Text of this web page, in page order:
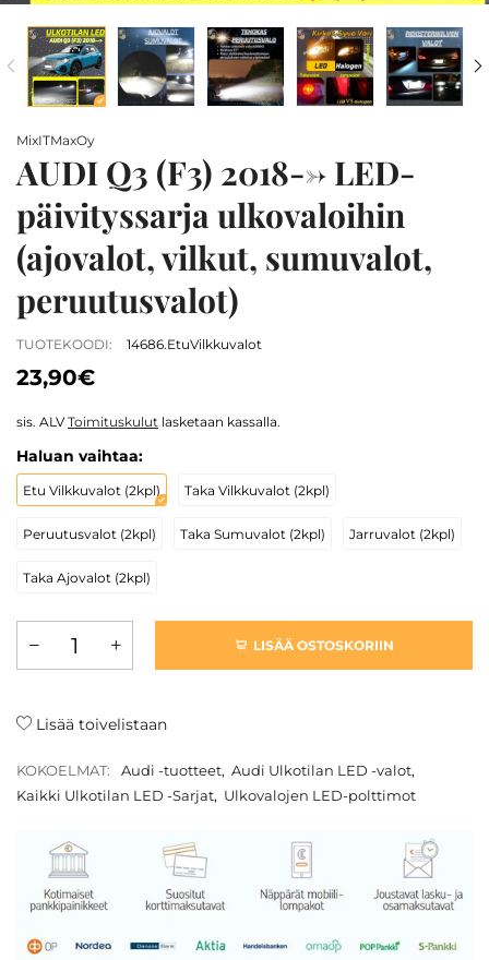
MixITMaxOy
AUDI Q3 (F3) 2018--> LED-
päivityssarja ulkovaloihin
(ajovalot, vilkut, sumuvalot,
peruutusvalot)
TUOTEKOODI: 14686.EtuVilkkuvalot
23,90€
sis. ALVToimituskulut lasketaan kassalla.
Haluan vaihtaa:
Etu Vilkkuvalot (2kpl) Taka Vilkkuvalot (2kpl)
Peruutusvalot (2kpl) Taka Sumuvalot (2kpl) Jarruvalot (2kpl)
Taka Ajovalot (2kpl)
LISÄÄ OSTOSKORIIN
Lisää toivelistaan
KOKOELMAT: Audi -tuotteet, Audi Ulkotilan LED -valot,
Kaikki Ulkotilan LED -Sarjat, Ulkovalojen LED-polttimot